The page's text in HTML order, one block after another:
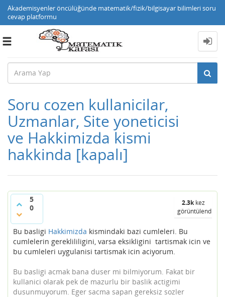
Akademisyenler öncülüğünde matematik/fizik/bilgisayar bilimleri soru
cevap platformu
Toggle
Soru cozen kullanicilar,
Uzmanlar, Site yoneticisi
ve Hakkimizda kismi
hakkinda [kapalı]
5
0
2.3kkez
görüntülendi
Bu basligi Hakkimizda kismindaki bazi cumleleri. Bu
cumlelerin gereklililigini, varsa eksikligini tartismak icin ve
bu cumleleri uygulanisi tartismak icin aciyorum.
Bu basligi acmak bana duser mi bilmiyorum. Fakat bir
kullanici olarak pek de mazurlu bir baslik actigimi
dusunmuyorum. Eger sacma sapan gereksiz sozler